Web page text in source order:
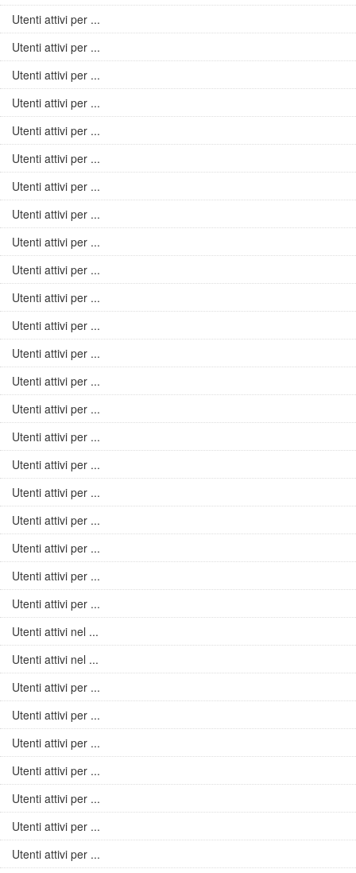
Utenti attivi per ...
Utenti attivi per ...
Utenti attivi per ...
Utenti attivi per ...
Utenti attivi per ...
Utenti attivi per ...
Utenti attivi per ...
Utenti attivi per ...
Utenti attivi per ...
Utenti attivi per ...
Utenti attivi per ...
Utenti attivi per ...
Utenti attivi per ...
Utenti attivi per ...
Utenti attivi per ...
Utenti attivi per ...
Utenti attivi per ...
Utenti attivi per ...
Utenti attivi per ...
Utenti attivi per ...
Utenti attivi per ...
Utenti attivi per ...
Utenti attivi nel ...
Utenti attivi nel ...
Utenti attivi per ...
Utenti attivi per ...
Utenti attivi per ...
Utenti attivi per ...
Utenti attivi per ...
Utenti attivi per ...
Utenti attivi per ...